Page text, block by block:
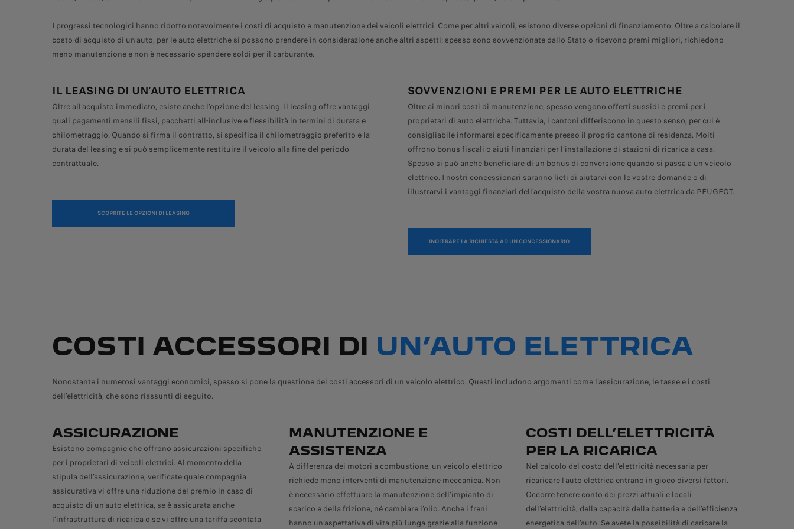
I progressi tecnologici hanno ridotto notevolmente i costi di acquisto e manutenzione dei veicoli elettrici. Come per altri veicoli, esistono diverse opzioni di finanziamento. Oltre a calcolare il
costo di acquisto di un’auto, per le auto elettriche si possono prendere in considerazione anche altri aspetti: spesso sono sovvenzionate dallo Stato o ricevono premi migliori, richiedono
meno manutenzione e non è necessario spendere soldi per il carburante.
IL LEASING DI UN’AUTO ELETTRICA
Oltre all’acquisto immediato, esiste anche l’opzione del leasing. Il leasing offre vantaggi
quali pagamenti mensili fissi, pacchetti all-inclusive e flessibilità in termini di durata e
chilometraggio. Quando si firma il contratto, si specifica il chilometraggio preferito e la
durata del leasing e si può semplicemente restituire il veicolo alla fine del periodo
contrattuale.
SCOPRITE LE OPZIONI DI LEASING
SOVVENZIONI E PREMI PER LE AUTO ELETTRICHE
Oltre ai minori costi di manutenzione, spesso vengono offerti sussidi e premi per i
proprietari di auto elettriche. Tuttavia, i cantoni differiscono in questo senso, per cui è
consigliabile informarsi specificamente presso il proprio cantone di residenza. Molti
offrono bonus fiscali o aiuti finanziari per l’installazione di stazioni di ricarica a casa.
Spesso si può anche beneficiare di un bonus di conversione quando si passa a un veicolo
elettrico. I nostri concessionari saranno lieti di aiutarvi con le vostre domande o di
illustrarvi i vantaggi finanziari dell’acquisto della vostra nuova auto elettrica da PEUGEOT.
INOLTRARE LA RICHIESTA AD UN CONCESSIONARIO
COSTI ACCESSORI DI UN’AUTO ELETTRICA
Nonostante i numerosi vantaggi economici, spesso si pone la questione dei costi accessori di un veicolo elettrico. Questi includono argomenti come l’assicurazione, le tasse e i costi
dell’elettricità, che sono riassunti di seguito.
ASSICURAZIONE
Esistono compagnie che offrono assicurazioni specifiche
per i proprietari di veicoli elettrici. Al momento della
stipula dell’assicurazione, verificate quale compagnia
assicurativa vi offre una riduzione del premio in caso di
acquisto di un’auto elettrica, se è assicurata anche
l’infrastruttura di ricarica o se vi offre una tariffa scontata
MANUTENZIONE E
ASSISTENZA
A differenza dei motori a combustione, un veicolo elettrico
richiede meno interventi di manutenzione meccanica. Non
è necessario effettuare la manutenzione dell’impianto di
scarico e della frizione, né cambiare l’olio. Anche i freni
hanno un’aspettativa di vita più lunga grazie alla funzione
COSTI DELL’ELETTRICITÀ
PER LA RICARICA
Nel calcolo del costo dell’elettricità necessaria per
ricaricare l’auto elettrica entrano in gioco diversi fattori.
Occorre tenere conto dei prezzi attuali e locali
dell’elettricità, della capacità della batteria e dell’efficienza
energetica dell’auto. Se avete la possibilità di caricare la